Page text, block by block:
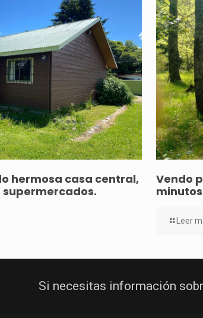
hermosa casa central,
supermercados.
Vendo
Leer
Si necesitas información